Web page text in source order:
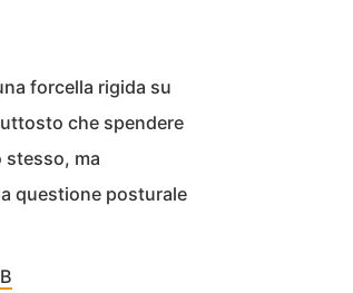
forcella rigida su
che spendere
stesso, ma
questione posturale